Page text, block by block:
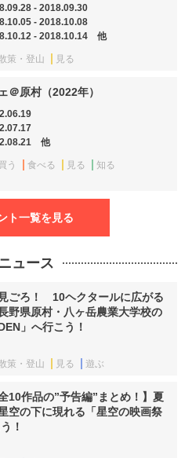
- 2018.09.30
- 2018.10.08
- 2018.10.14 他
策・登山 見る
＠原村（2022年）
他
う 食べる 見る
知る
ト一覧を見る
ュース
ごろ！ 10ヘクタールに広がる
野県原村・八ヶ岳農業大学校の
」へ行こう！
策・登山 見る 遊ぶ
10作品の”予告編”まとめ！】夏
空の下に現れる「星空の映画祭
う！